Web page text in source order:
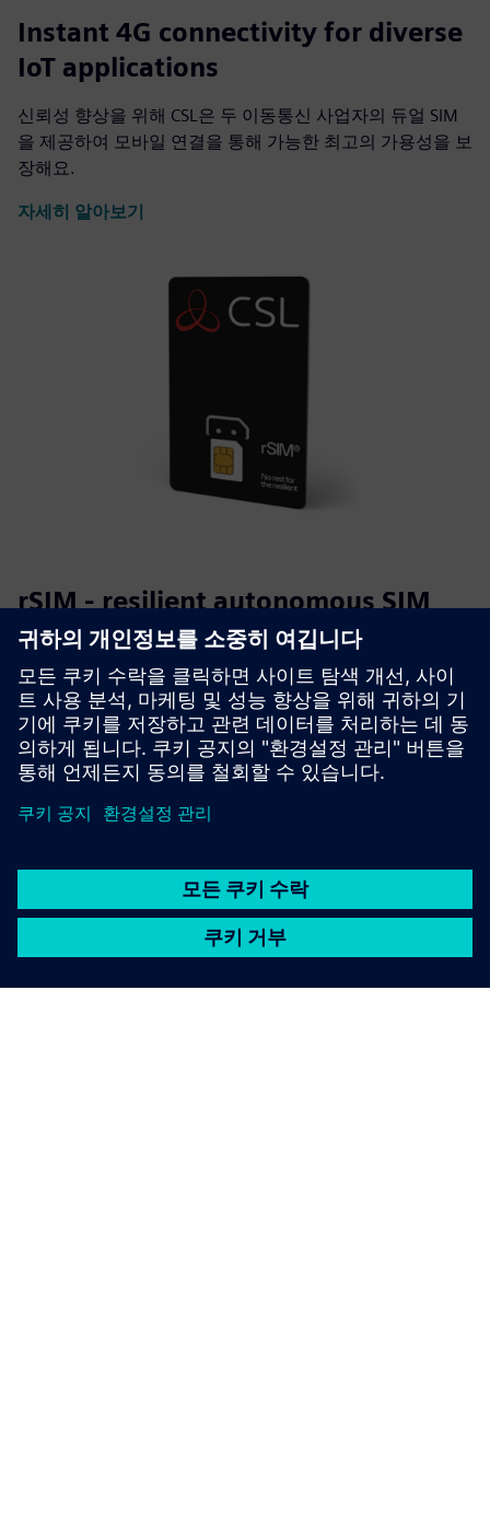
Instant 4G connectivity for diverse
IoT applications
신뢰성 향상을 위해 CSL은 두 이동통신 사업자의 듀얼 SIM
을 제공하여 모바일 연결을 통해 가능한 최고의 가용성을 보
장해요.
자세히 알아보기
rSIM - resilient autonomous SIM
rSIM은 중요한 IoT 애플리케이션에 영향을 미치는 네트워크
중단 문제가 커지는 문제를 해결하기 위해 설계된 혁신적인
SIM 솔루션이에요.
자세히 알아보기